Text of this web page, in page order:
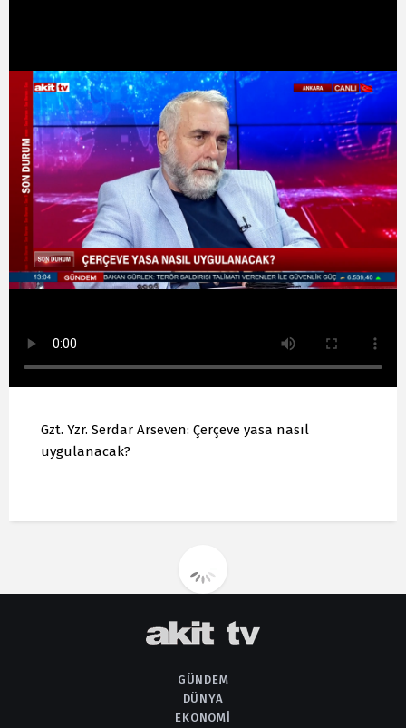
Gzt. Yzr. Serdar Arseven: Çerçeve yasa nasıl
uygulanacak?
GÜNDEM
DÜNYA
EKONOMI